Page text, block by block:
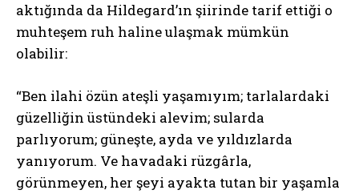
aktığında da Hildegard’ın şiirinde tarif ettiği o
muhteşem ruh haline ulaşmak mümkün
olabilir:
“Ben ilahi özün ateşli yaşamıyım; tarlalardaki
güzelliğin üstündeki alevim; sularda
parlıyorum; güneşte, ayda ve yıldızlarda
yanıyorum. Ve havadaki rüzgârla,
görünmeyen, her şeyi ayakta tutan bir yaşamla